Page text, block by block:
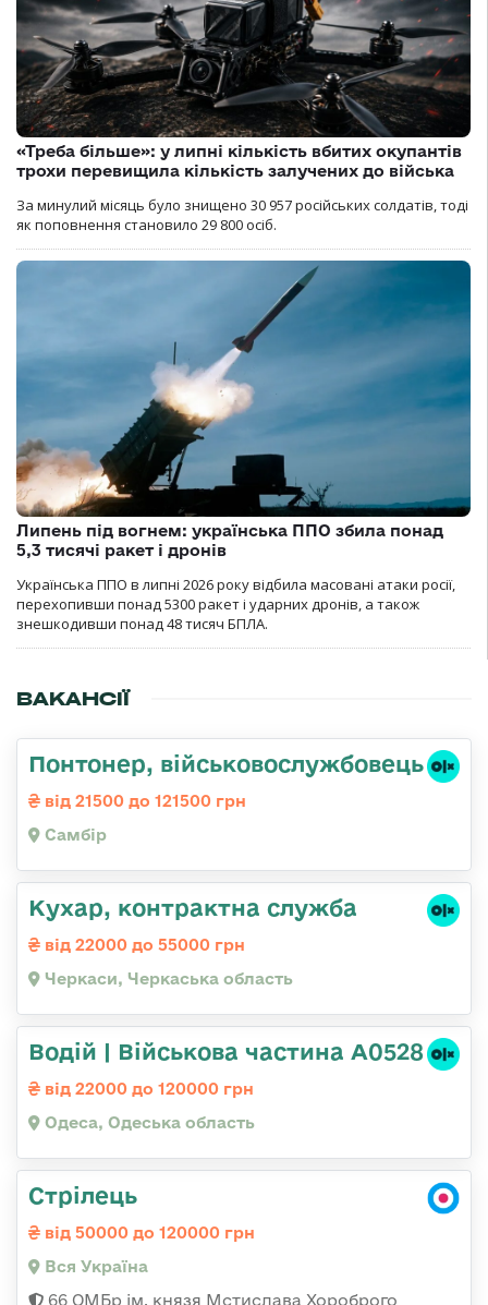
«Треба більше»: у липні кількість вбитих окупантів
трохи перевищила кількість залучених до війська
За минулий місяць було знищено 30 957 російських солдатів, тоді
як поповнення становило 29 800 осіб.
Липень під вогнем: українська ППО збила понад
5,3 тисячі ракет і дронів
Українська ППО в липні 2026 року відбила масовані атаки росії,
перехопивши понад 5300 ракет і ударних дронів, а також
знешкодивши понад 48 тисяч БПЛА.
ВАКАНСІЇ
Понтонер, військовослужбовець
від 21500 до 121500 грн
Самбір
Кухар, контрактна служба
від 22000 до 55000 грн
Черкаси, Черкаська область
Водій | Військова частина А0528
від 22000 до 120000 грн
Одеса, Одеська область
Стрілець
від 50000 до 120000 грн
Вся Україна
66 ОМБр ім. князя Мстислава Хороброго